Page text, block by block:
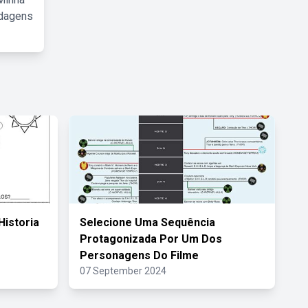
Selecione Uma Sequência
Protagonizada Por Um Dos
Personagens Do Filme
07 September 2024